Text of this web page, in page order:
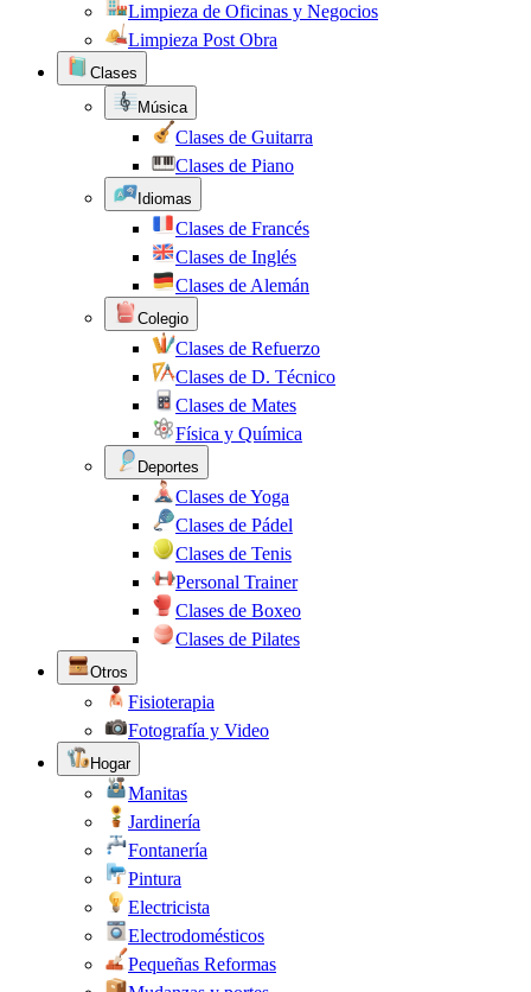
Limpieza de Oficinas y Negocios
Limpieza Post Obra
Clases
Música
Clases de Guitarra
Clases de Piano
Idiomas
Clases de Francés
Clases de Inglés
Clases de Alemán
Colegio
Clases de Refuerzo
Clases de D. Técnico
Clases de Mates
Física y Química
Deportes
Clases de Yoga
Clases de Pádel
Clases de Tenis
Personal Trainer
Clases de Boxeo
Clases de Pilates
Otros
Fisioterapia
Fotografía y Video
Hogar
Manitas
Jardinería
Fontanería
Pintura
Electricista
Electrodomésticos
Pequeñas Reformas